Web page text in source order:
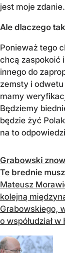
jest moje zdanie.
Ale dlaczego
Ponieważ tego
chcą zaspokoić
innego do
zemsty i
mamy
Będziemy
będzie żyć
na to
Grabowski
Te brednie
Mateusz
kolejną
Grabowskiego,
o współudział